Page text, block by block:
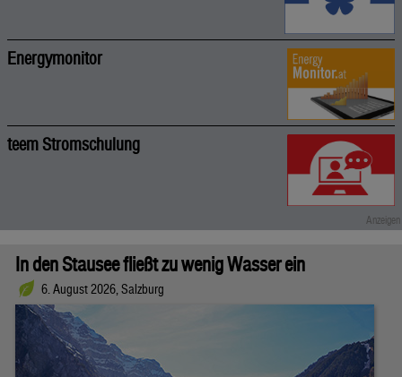
Energymonitor
teem Stromschulung
In den Stausee fließt zu wenig Wasser ein
6. August 2026, Salzburg